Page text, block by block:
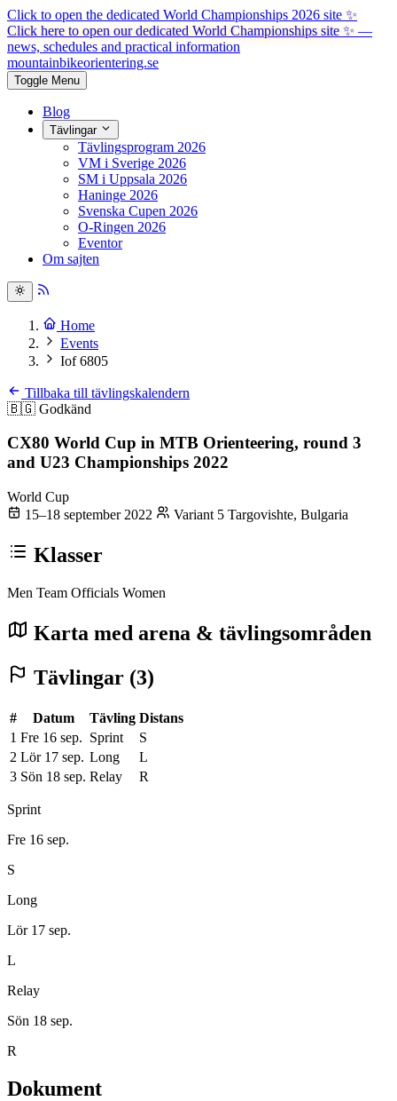
Click to open the dedicated World Championships 2026 site ✨
Click here to open our dedicated World Championships site ✨—
news, schedules and practical information
mountainbikeorientering.se
Toggle Menu
Blog
Tävlingar
Tävlingsprogram 2026
VM i Sverige 2026
SM i Uppsala 2026
Haninge 2026
Svenska Cupen 2026
O-Ringen 2026
Eventor
Om sajten
Home
Events
Iof 6805
Tillbaka till tävlingskalendern
🇧🇬 Godkänd
CX80 World Cup in MTB Orienteering, round 3
and U23 Championships 2022
World Cup
15–18 september 2022
Variant 5 Targovishte, Bulgaria
Klasser
Men Team Officials Women
Karta med arena & tävlingsområden
Tävlingar (3)
# Datum Tävling Distans
1 Fre 16 sep. Sprint
S
2 Lör 17 sep. Long
L
3 Sön 18 sep. Relay R
Sprint
Fre 16 sep.
S
Long
Lör 17 sep.
L
Relay
Sön 18 sep.
R
Dokument